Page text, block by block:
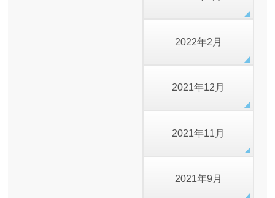
2022年2月
2021年12月
2021年11月
2021年9月